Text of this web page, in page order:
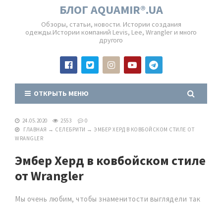
БЛОГ AQUAMIR®.UA
Обзоры, статьи, новости. Истории создания
одежды.Истории компаний Levis, Lee, Wrangler и много
другого
ОТКРЫТЬ МЕНЮ
24.05.2020 2553
0
ГЛАВНАЯ → СЕЛЕБРИТИ → ЭМБЕР ХЕРД В КОВБОЙСКОМ СТИЛЕ ОТ
WRANGLER
Эмбер Херд в ковбойском стиле
от Wrangler
Мы очень любим, чтобы знаменитости выглядели так